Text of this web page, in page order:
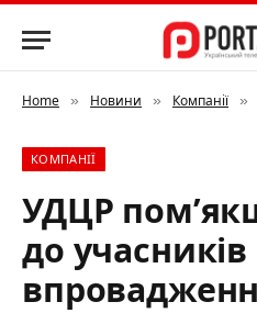
Home » Новини » Компанії »
КОМПАНІЇ
УДЦР
до